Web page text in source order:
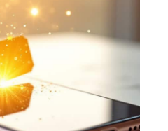
levier
les
innovantes